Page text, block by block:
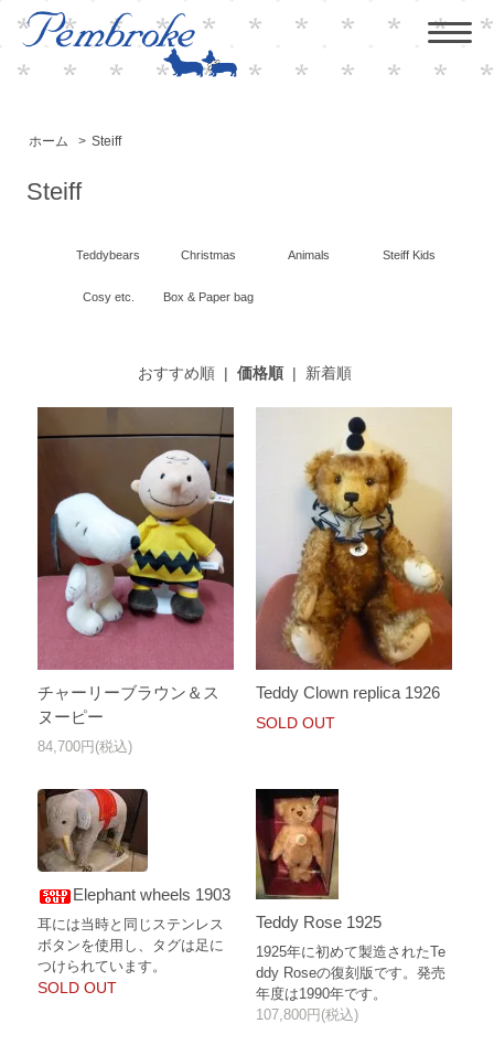
ホーム > Steiff
Steiff
Teddybears Christmas Animals Steiff Kids
Cosy etc. Box & Paper bag
おすすめ順| 価格順| 新着順
チャーリーブラウン＆ス
ヌーピー
84,700円(税込)
Teddy Clown replica 1926
SOLD OUT
Elephant wheels 1903
耳には当時と同じステンレス
ボタンを使用し、タグは足に
つけられています。
SOLD OUT
Teddy Rose 1925
1925年に初めて製造されたTe
ddy Roseの復刻版です。発売
年度は1990年です。
107,800円(税込)